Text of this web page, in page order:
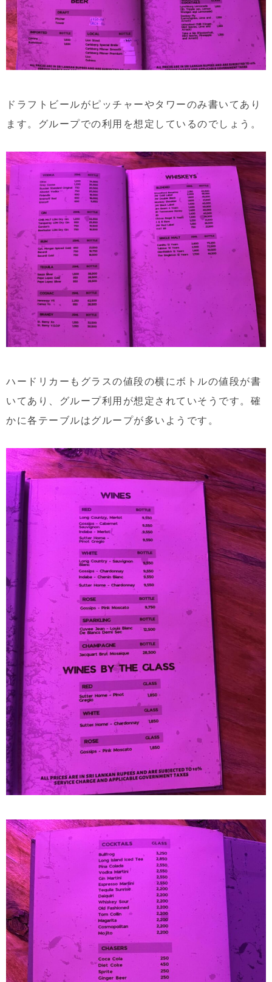
ドラフトビールがピッチャーやタワーのみ書いてあり
ます。グループでの利用を想定しているのでしょう。
ハードリカーもグラスの値段の横にボトルの値段が書
いてあり、グループ利用が想定されていそうです。確
かに各テーブルはグループが多いようです。